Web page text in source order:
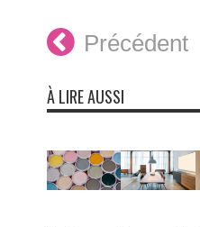
Précédent
À LIRE AUSSI